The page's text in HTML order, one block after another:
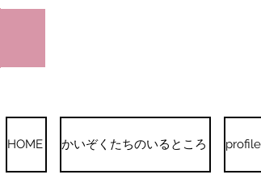
HOME かいぞくたちのいるところ profile